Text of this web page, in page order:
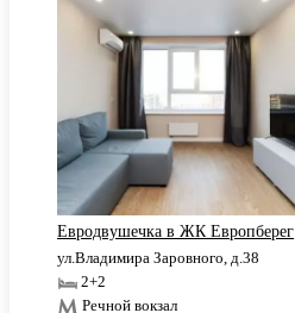
Евродвушечка в ЖК Европберег
ул.Владимира Заровного, д.38
2+2
Речной вокзал